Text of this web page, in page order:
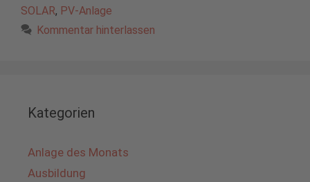
SOLAR, PV-Anlage
Kommentar hinterlassen
Kategorien
Anlage des Monats
Ausbildung